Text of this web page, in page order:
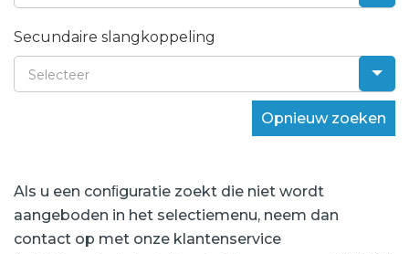
Secundaire slangkoppeling
Selecteer
Opnieuw zoeken
Als u een conﬁguratie zoekt die niet wordt
aangeboden in het selectiemenu, neem dan
contact op met onze klantenservice